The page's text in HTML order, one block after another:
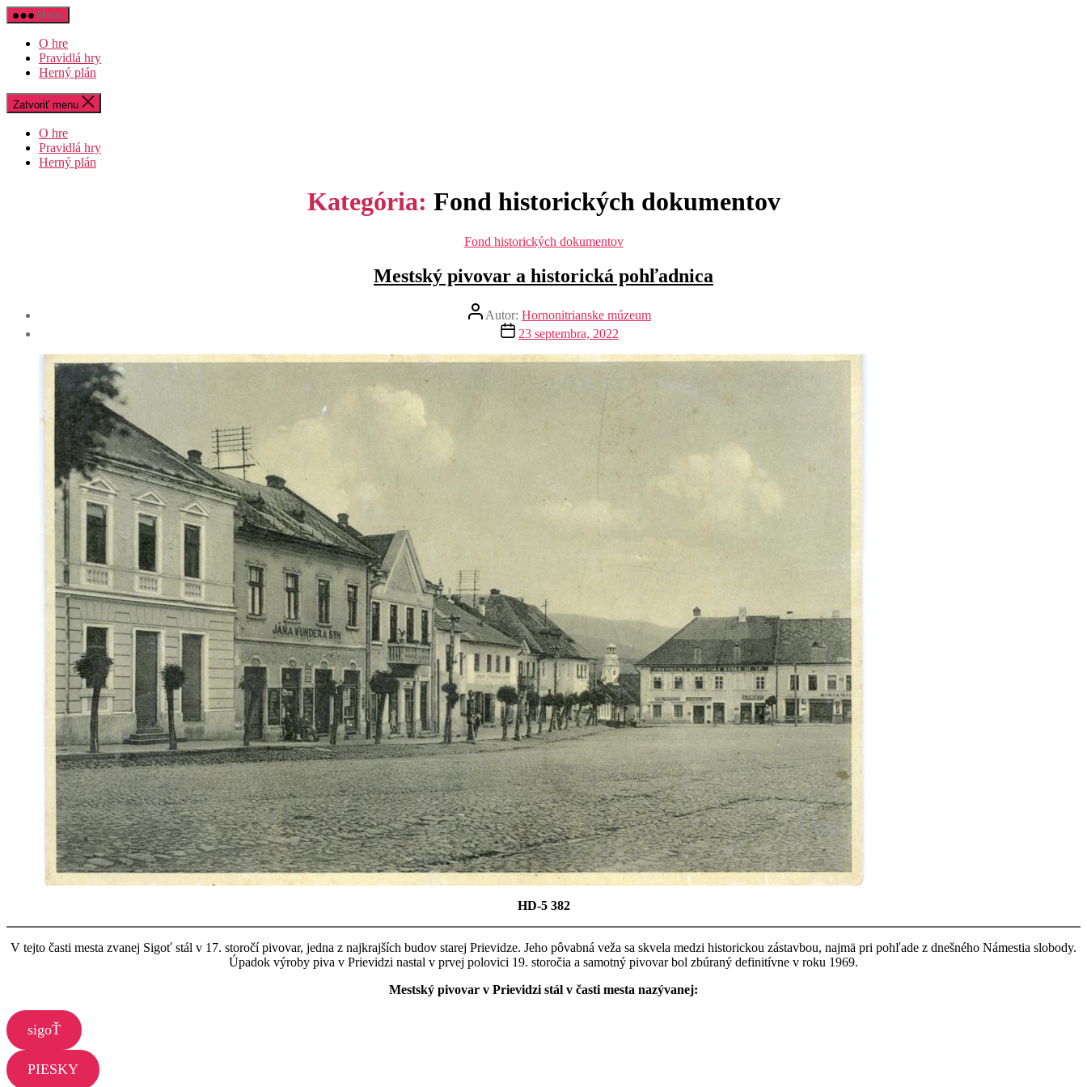
Preskočiť
na
obsah
Menu
O hre
Pravidlá hry
Herný plán
Zatvoriť menu
O hre
Pravidlá hry
Herný plán
Kategória: Fond historických dokumentov
Kategórie
Fond historických dokumentov
Mestský pivovar a historická pohľadnica
Autor
článku
Autor: Hornonitrianske múzeum
Dátum
článku
23 septembra, 2022
HD-5 382
V tejto časti mesta zvanej Sigoť stál v 17. storočí pivovar, jedna z najkrajších budov starej Prievidze. Jeho pôvabná veža sa skvela medzi historickou zástavbou, najmä pri pohľade z dnešného Námestia slobody.
Úpadok výroby piva v Prievidzi nastal v prvej polovici 19. storočia a samotný pivovar bol zbúraný definitívne v roku 1969.
Mestský pivovar v Prievidzi stál v časti mesta nazývanej:
sigoŤ
PIESKY